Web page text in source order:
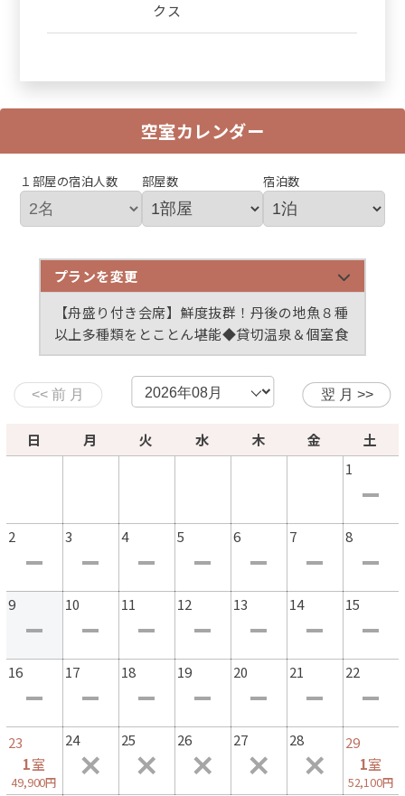
クス
空室カレンダー
１部屋の宿泊人数 部屋数 宿泊数
プランを変更
【夏・特選】極上グルメ◆アワビ踊り焼き＋岩牡蠣
＋黒毛和牛すき焼き＋日替り魚介酒蒸しなど美食を
堪能！
【夏・スタンダード】個室食◆温泉＆グルメ旅◆岩
牡蠣＋黒毛和牛すき焼き＋日替り魚介酒蒸し他美食
を堪能！
【特選】個室食◆温泉＆極上グルメ旅◆のど黒姿焼
き＆鮑の踊り焼き＆丹後の美食会席◆温泉貸切露天
も満喫
【舟盛り付き会席】鮮度抜群！丹後の地魚８種
以上多種類をとことん堪能◆貸切温泉＆個室食
にステーキで、口に入れると思わず笑顔◆貸切温泉
＆個室食
メ◆極上食材をとことん堪能◆貸切温泉＆個室食
＆日替わり海鮮蒸し付◆貸切温泉＆個室食
味わう！日替わり海鮮蒸し付◆貸切温泉＆個室食
日 月 火 水 木 金
土
1
2 3 4 5 6 7 8
9 10 11 12 13 14 15
16 17 18 19 20 21 22
23
1室
49,900円
24 25 26 27 28
29
1室
52,100円